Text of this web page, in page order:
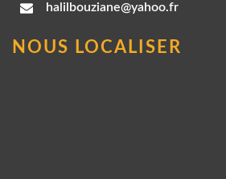
halilbouziane@yahoo.fr
NOUS LOCALISER